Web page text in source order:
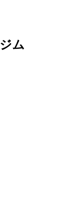
ム